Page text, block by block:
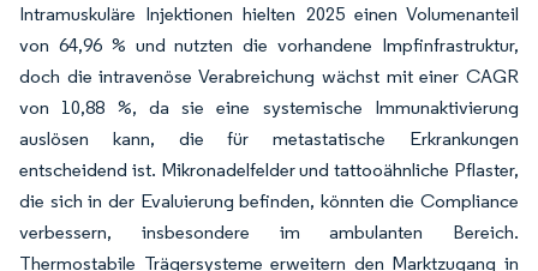
Intramuskuläre Injektionen hielten 2025 einen Volumenanteil
von 64,96 % und nutzten die vorhandene Impfinfrastruktur,
doch die intravenöse Verabreichung wächst mit einer CAGR
von 10,88 %, da sie eine systemische Immunaktivierung
auslösen kann, die für metastatische Erkrankungen
entscheidend ist. Mikronadelfelder und tattooähnliche Pflaster,
die sich in der Evaluierung befinden, könnten die Compliance
verbessern, insbesondere im ambulanten Bereich.
Thermostabile Trägersysteme erweitern den Marktzugang in